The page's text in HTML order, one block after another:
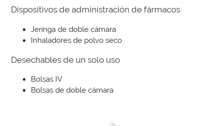
Dispositivos de administración de fármacos
Jeringa de doble cámara
Inhaladores de polvo seco
Desechables de un solo uso
Bolsas IV
Bolsas de doble cámara